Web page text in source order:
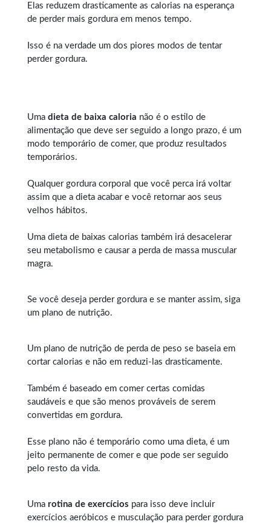
Elas reduzem drasticamente as calorias na esperança
de perder mais gordura em menos tempo.
Isso é na verdade um dos piores modos de tentar
perder gordura.
Uma dieta de baixa caloria não é o estilo de
alimentação que deve ser seguido a longo prazo, é um
modo temporário de comer, que produz resultados
temporários.
Qualquer gordura corporal que você perca irá voltar
assim que a dieta acabar e você retornar aos seus
velhos hábitos.
Uma dieta de baixas calorias também irá desacelerar
seu metabolismo e causar a perda de massa muscular
magra.
Se você deseja perder gordura e se manter assim, siga
um plano de nutrição.
Um plano de nutrição de perda de peso se baseia em
cortar calorias e não em reduzi-las drasticamente.
Também é baseado em comer certas comidas
saudáveis e que são menos prováveis de serem
convertidas em gordura.
Esse plano não é temporário como uma dieta, é um
jeito permanente de comer e que pode ser seguido
pelo resto da vida.
Uma rotina de exercícios para isso deve incluir
exercícios aeróbicos e musculação para perder gordura